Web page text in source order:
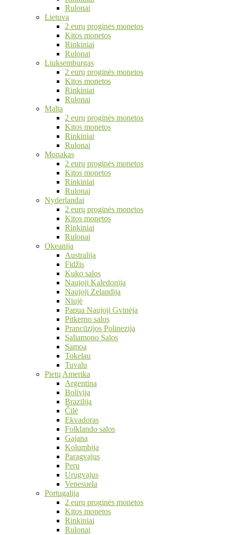
Rulonai
Lietuva
2 eurų proginės monetos
Kitos monetos
Rinkiniai
Rulonai
Liuksemburgas
2 eurų proginės monetos
Kitos monetos
Rinkiniai
Rulonai
Malta
2 eurų proginės monetos
Kitos monetos
Rinkiniai
Rulonai
Monakas
2 eurų proginės monetos
Kitos monetos
Rinkiniai
Rulonai
Nyderlandai
2 eurų proginės monetos
Kitos monetos
Rinkiniai
Rulonai
Okeanija
Australija
Fidžis
Kuko salos
Naujoji Kaledonija
Naujoji Zelandija
Niujė
Papua Naujoji Gvinėja
Pitkerno salos
Prancūzijos Polinezija
Saliamono Salos
Samoa
Tokelau
Tuvalu
Pietų Amerika
Argentina
Bolivija
Brazilija
Čilė
Ekvadoras
Folklando salos
Gajana
Kolumbija
Paragvajus
Peru
Urugvajus
Venesuela
Portugalija
2 eurų proginės monetos
Kitos monetos
Rinkiniai
Rulonai